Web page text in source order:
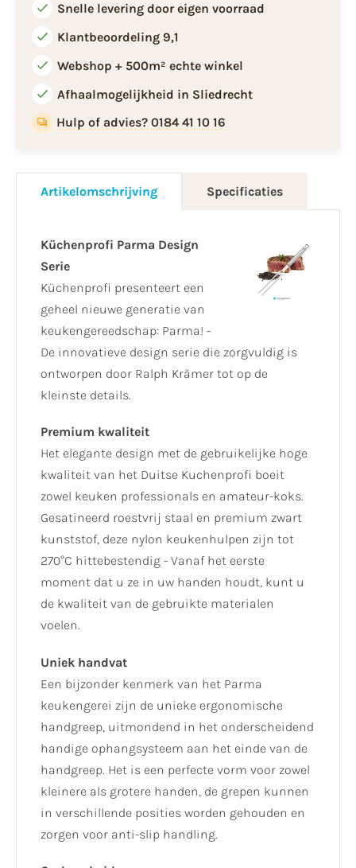
Snelle levering door eigen voorraad
Klantbeoordeling 9,1
Webshop + 500m² echte winkel
Afhaalmogelijkheid in Sliedrecht
Hulp of advies? 0184 41 10 16
Artikelomschrijving Specificaties
Küchenprofi Parma Design
Serie
Küchenprofi presenteert een
geheel nieuwe generatie van
keukengereedschap: Parma! -
De innovatieve design serie die zorgvuldig is
ontworpen door Ralph Krämer tot op de
kleinste details.
Premium kwaliteit
Het elegante design met de gebruikelijke hoge
kwaliteit van het Duitse Kuchenprofi boeit
zowel keuken professionals en amateur-koks.
Gesatineerd roestvrij staal en premium zwart
kunststof, deze nylon keukenhulpen zijn tot
270°C hittebestendig - Vanaf het eerste
moment dat u ze in uw handen houdt, kunt u
de kwaliteit van de gebruikte materialen
voelen.
Uniek handvat
Een bijzonder kenmerk van het Parma
keukengerei zijn de unieke ergonomische
handgreep, uitmondend in het onderscheidend
handige ophangsysteem aan het einde van de
handgreep. Het is een perfecte vorm voor zowel
kleinere als grotere handen, de grepen kunnen
in verschillende posities worden gehouden en
zorgen voor anti-slip handling.